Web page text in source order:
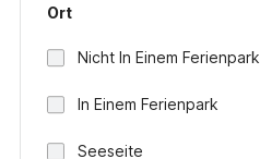
Ort
Nicht In Einem Ferienpark
In Einem Ferienpark
Seeseite